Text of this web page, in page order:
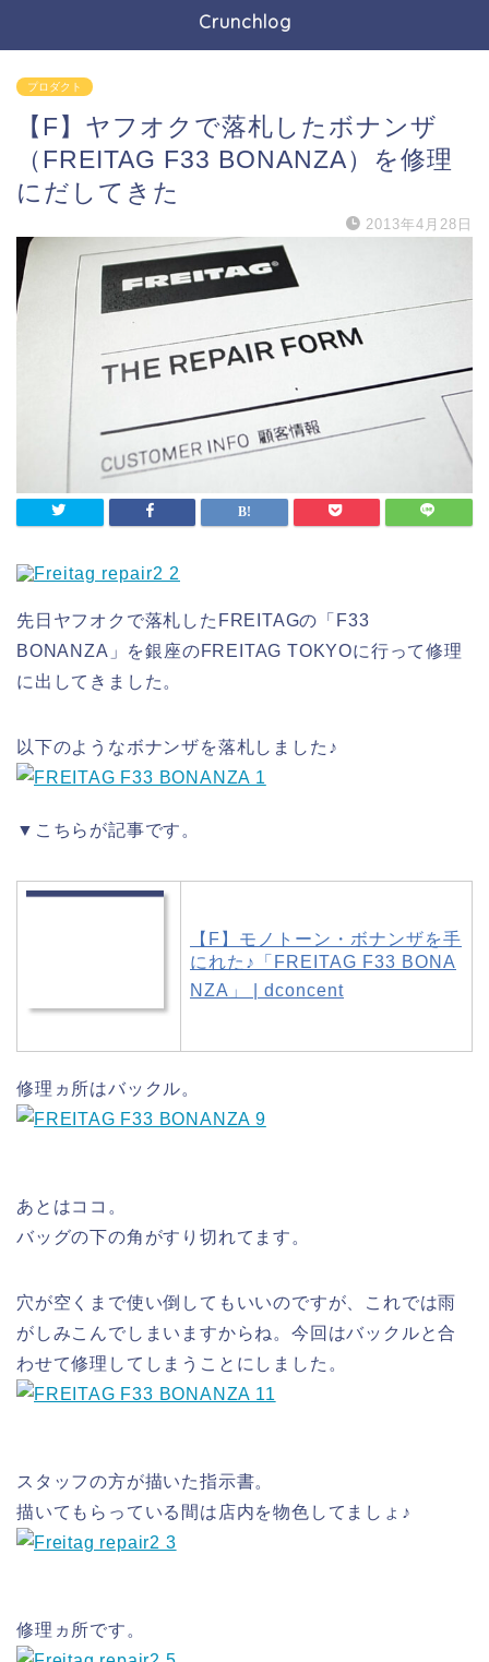
Crunchlog
プロダクト
【F】ヤフオクで落札したボナンザ
（FREITAG F33 BONANZA）を修理
にだしてきた
2013年4月28日
先日ヤフオクで落札したFREITAGの「F33
BONANZA」を銀座のFREITAG TOKYOに行って修理
に出してきました。
以下のようなボナンザを落札しました♪
▼こちらが記事です。
【F】モノトーン・ボナンザを手
にれた♪「FREITAG F33 BONA
NZA」 | dconcent
修理ヵ所はバックル。
あとはココ。
バッグの下の角がすり切れてます。
穴が空くまで使い倒してもいいのですが、これでは雨
がしみこんでしまいますからね。今回はバックルと合
わせて修理してしまうことにしました。
スタッフの方が描いた指示書。
描いてもらっている間は店内を物色してましょ♪
修理ヵ所です。